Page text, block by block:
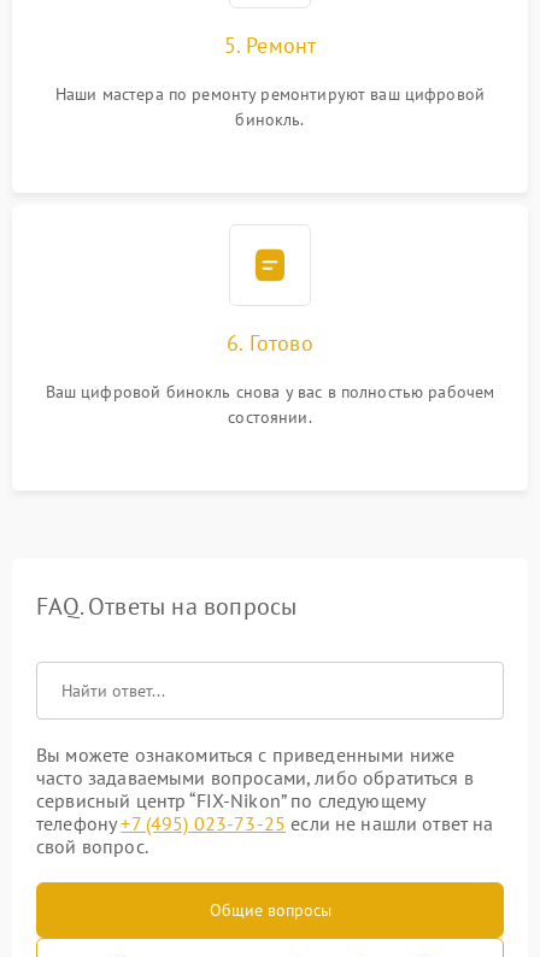
5. Ремонт
Наши мастера по ремонту ремонтируют ваш цифровой
бинокль.
6. Готово
Ваш цифровой бинокль снова у вас в полностью рабочем
состоянии.
FAQ. Ответы на вопросы
Вы можете ознакомиться с приведенными ниже
часто задаваемыми вопросами, либо обратиться в
сервисный центр “FIX-Nikon” по следующему
телефону+7 (495) 023-73-25 если не нашли ответ на
свой вопрос.
Общие вопросы